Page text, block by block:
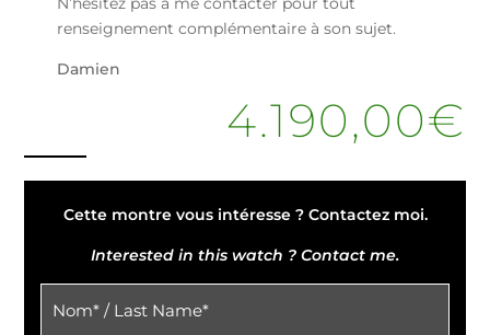
renseignement complémentaire à son sujet.
Damien
4.190,00€
Cette montre vous intéresse ? Contactez moi.
Interested in this watch ? Contact me.